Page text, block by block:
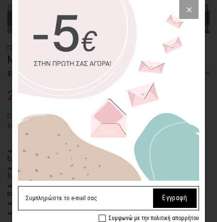
ΠΙΝΑΚΑΣ ΚΑΜΒΑΣ
ΝΟΥΦΑΡΑ
SKU: CVPS-34-SQ Διαθέσιμο
25,03€
Πίνακας με πορτοκαλί νούφαρα σε όμορφο σκούρο μπλε φόντο για
έναν χώρο με χρωματικές αντιθέσεις.
100% πιστοποιημένος βαμβακερός καμβάς
ξυλείας
Οικολογική εκτύπωση
με μελάνια νερού latex, χωρίς χημικούς
διαλύτες και οσμές
Δυνατότητα προσθήκηςξύλινης διακοσμητικής κορνίζαςμε
πολλές επιλογές
Χειροποίητη κατασκευή
, ένας – ένας πίνακας κατά παραγγελία
Έτοιμοι για τοποθέτηση – με κρυφό σύστημα στήριξης
Εγγραφή
Συμφωνώ με την πολιτική απορρήτου